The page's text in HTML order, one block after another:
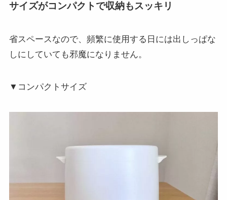
サイズがコンパクトで収納もスッキリ
省スペースなので、頻繁に使用する日には出しっぱな
しにしていても邪魔になりません。
▼コンパクトサイズ